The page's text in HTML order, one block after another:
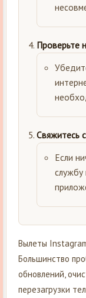
Проверьте
Свяжитесь
Если
службу
Вылеты
Большинство
обновлений,
перезагрузки